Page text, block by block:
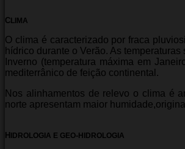
C LIMA
O clima é caracterizado por fraca
hídrico durante o Verão. As
Inverno (temperatura máxima em
mediterrânico de feição continental.
Nos alinhamentos de relevo o clima é
norte apresentam maior humidade,
H IDROLOGIA E GEO- HIDROLOGIA